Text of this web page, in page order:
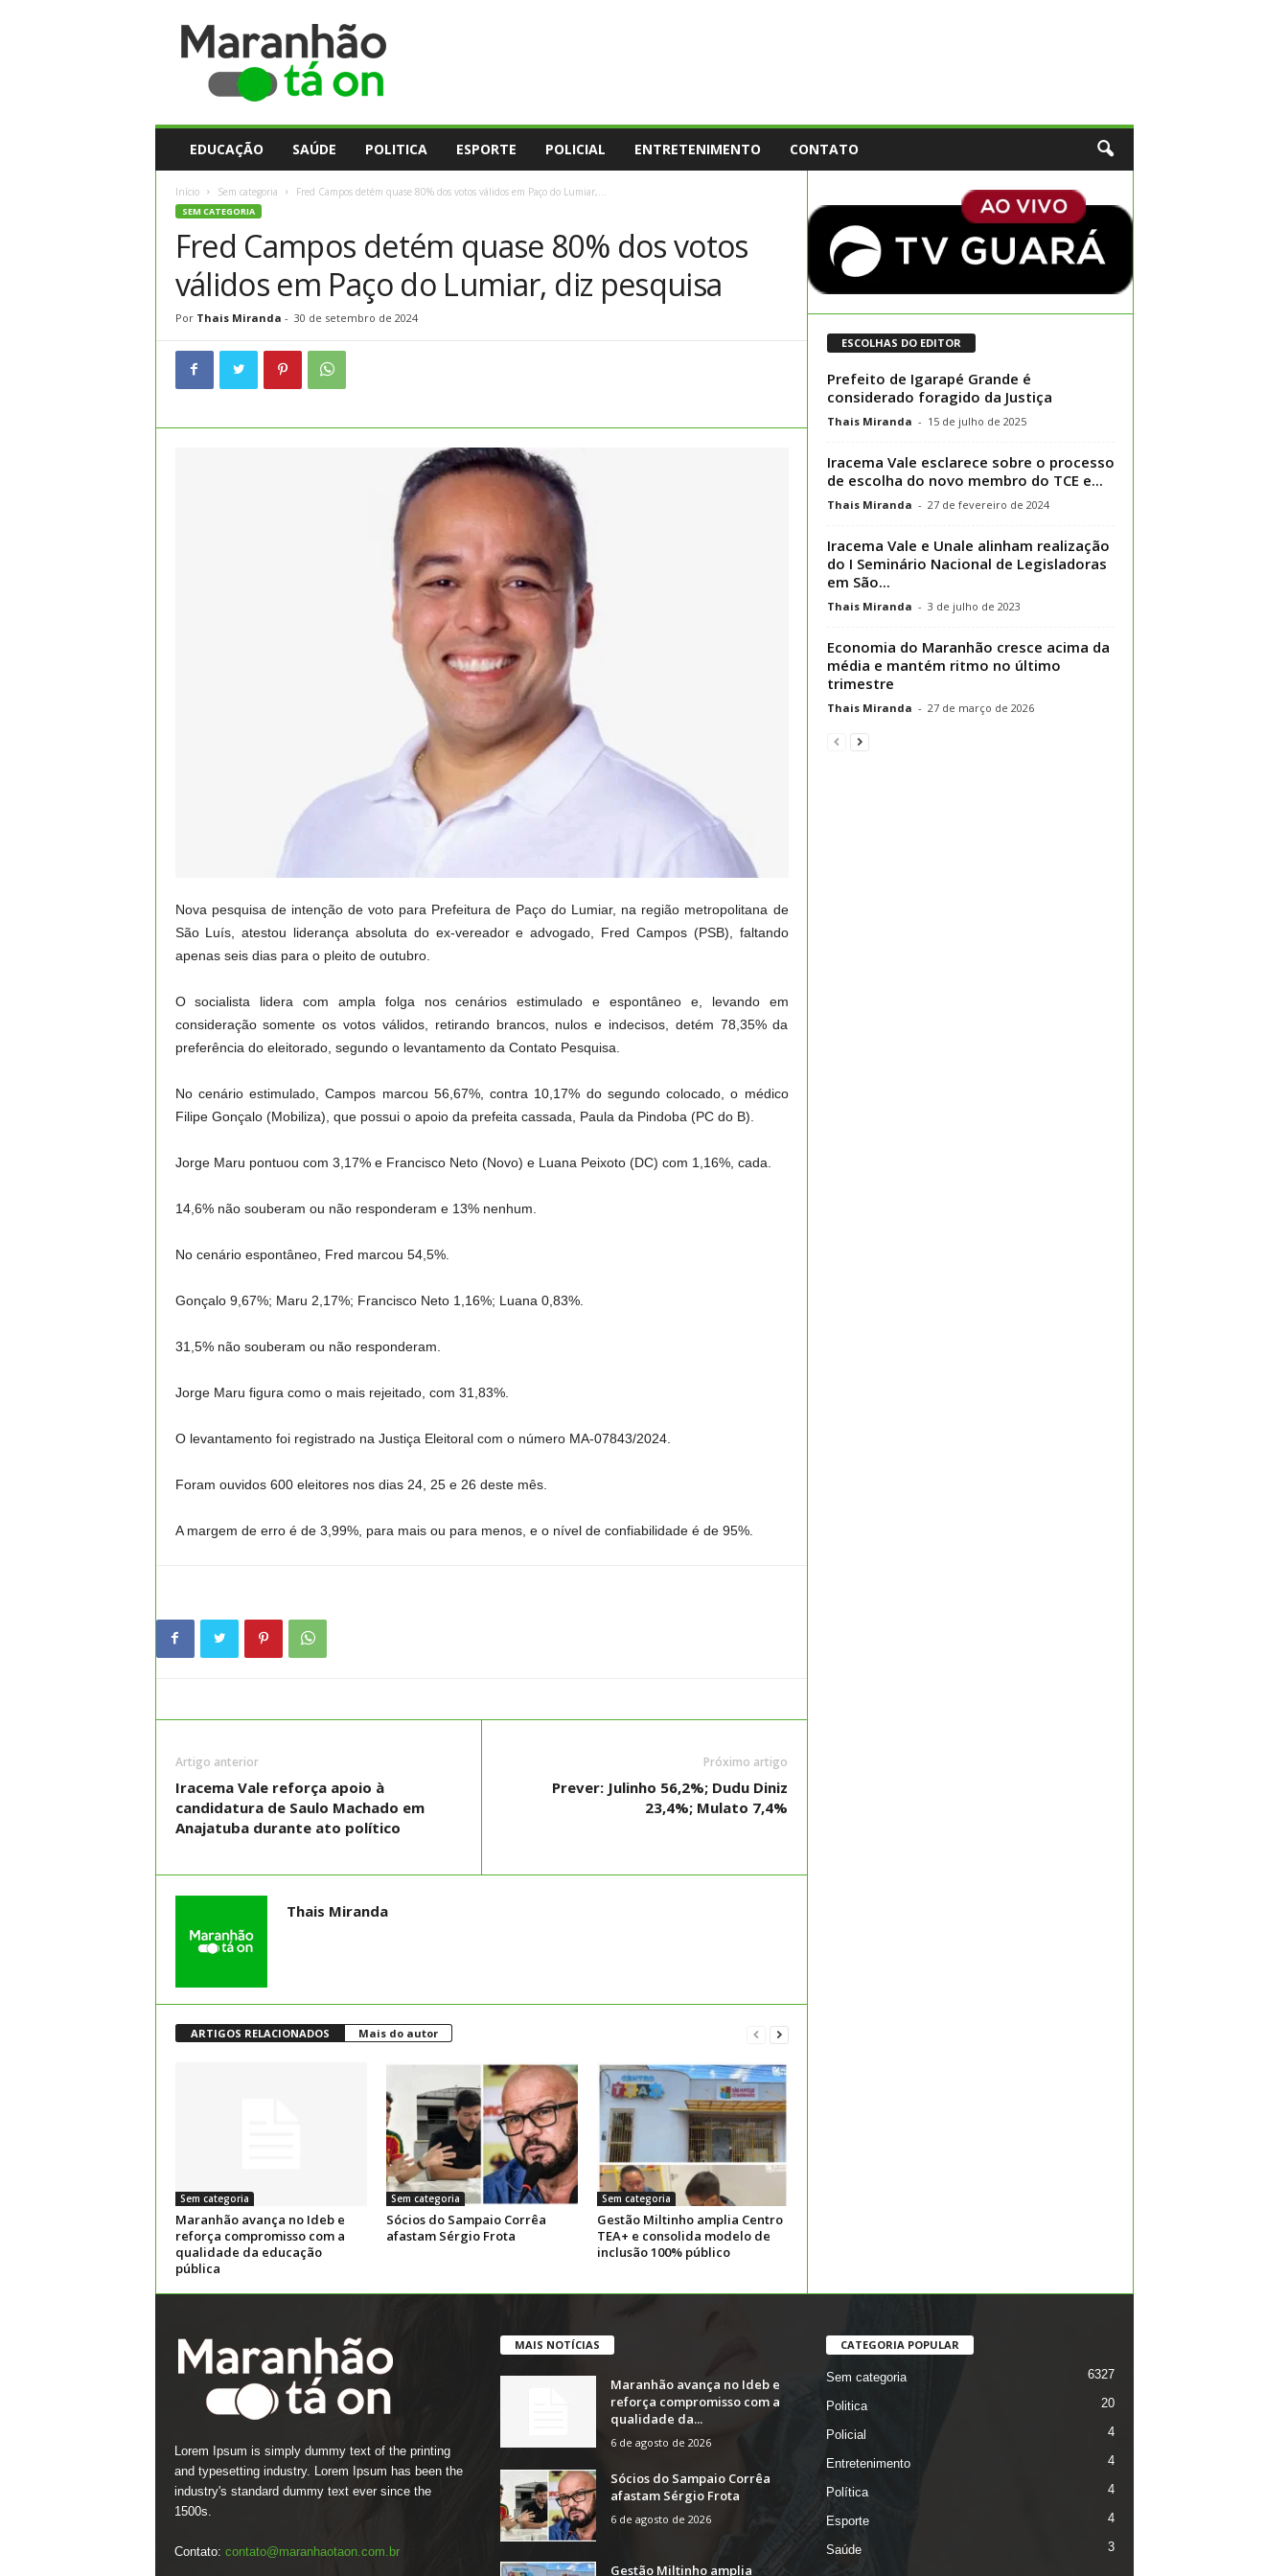
EDUCAÇÃO SAÚDE POLITICA ESPORTE POLICIAL ENTRETENIMENTO CONTATO
Início Sem categoria Fred Campos detém quase 80% dos votos válidos em Paço do Lumiar,...
SEM CATEGORIA
Fred Campos detém quase 80% dos votos
válidos em Paço do Lumiar, diz pesquisa
Por Thais Miranda - 30 de setembro de 2024
Nova pesquisa de intenção de voto para Prefeitura de Paço do Lumiar, na região metropolitana de
São Luís, atestou liderança absoluta do ex-vereador e advogado, Fred Campos (PSB), faltando
apenas seis dias para o pleito de outubro.
O socialista lidera com ampla folga nos cenários estimulado e espontâneo e, levando em
consideração somente os votos válidos, retirando brancos, nulos e indecisos, detém 78,35% da
preferência do eleitorado, segundo o levantamento da Contato Pesquisa.
No cenário estimulado, Campos marcou 56,67%, contra 10,17% do segundo colocado, o médico
Filipe Gonçalo (Mobiliza), que possui o apoio da prefeita cassada, Paula da Pindoba (PC do B).
Jorge Maru pontuou com 3,17% e Francisco Neto (Novo) e Luana Peixoto (DC) com 1,16%, cada.
14,6% não souberam ou não responderam e 13% nenhum.
No cenário espontâneo, Fred marcou 54,5%.
Gonçalo 9,67%; Maru 2,17%; Francisco Neto 1,16%; Luana 0,83%.
31,5% não souberam ou não responderam.
Jorge Maru figura como o mais rejeitado, com 31,83%.
O levantamento foi registrado na Justiça Eleitoral com o número MA-07843/2024.
Foram ouvidos 600 eleitores nos dias 24, 25 e 26 deste mês.
A margem de erro é de 3,99%, para mais ou para menos, e o nível de confiabilidade é de 95%.
Artigo anterior
Iracema Vale reforça apoio à
candidatura de Saulo Machado em
Anajatuba durante ato político
Próximo artigo
Prever: Julinho 56,2%; Dudu Diniz
23,4%; Mulato 7,4%
Thais Miranda
ARTIGOS RELACIONADOS Mais do autor
Sem categoria
Maranhão avança no Ideb e
reforça compromisso com a
qualidade da educação
pública
Sem categoria
Sócios do Sampaio Corrêa
afastam Sérgio Frota
Sem categoria
Gestão Miltinho amplia Centro
TEA+ e consolida modelo de
inclusão 100% público
ESCOLHAS DO EDITOR
Prefeito de Igarapé Grande é
considerado foragido da Justiça
Thais Miranda - 15 de julho de 2025
Iracema Vale esclarece sobre o processo
de escolha do novo membro do TCE e...
Thais Miranda - 27 de fevereiro de 2024
Iracema Vale e Unale alinham realização
do I Seminário Nacional de Legisladoras
em São...
Thais Miranda - 3 de julho de 2023
Economia do Maranhão cresce acima da
média e mantém ritmo no último
trimestre
Thais Miranda - 27 de março de 2026
Lorem Ipsum is simply dummy text of the printing
and typesetting industry. Lorem Ipsum has been the
industry's standard dummy text ever since the
1500s.
Contato: contato@maranhaotaon.com.br
MAIS NOTÍCIAS
Maranhão avança no Ideb e
reforça compromisso com a
qualidade da...
6 de agosto de 2026
Sócios do Sampaio Corrêa
afastam Sérgio Frota
6 de agosto de 2026
Gestão Miltinho amplia
CATEGORIA POPULAR
Sem categoria 6327
Politica 20
Policial 4
Entretenimento 4
Política 4
Esporte 4
Saúde 3